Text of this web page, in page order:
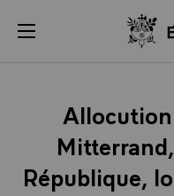
menu
République,
Panneau de gestion des